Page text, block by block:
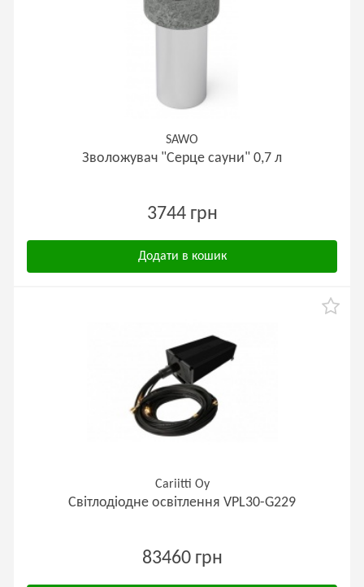
SAWO
Зволожувач "Серце сауни" 0,7 л
3744 грн
Додати в кошик
Cariitti Oy
Світлодіодне освітлення VPL30-G229
83460 грн